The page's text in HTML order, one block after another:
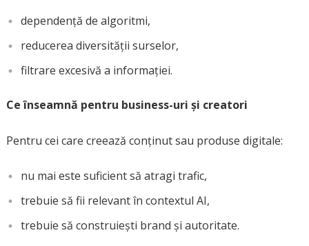
dependență de algoritmi,
reducerea diversității surselor,
filtrare excesivă a informației.
Ce înseamnă pentru business-uri și creatori
Pentru cei care creează conținut sau produse digitale:
nu mai este suficient să atragi trafic,
trebuie să fii relevant în contextul AI,
trebuie să construiești brand și autoritate.